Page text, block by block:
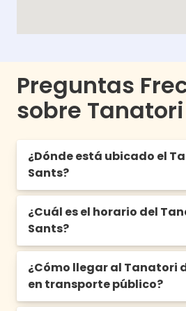
Preguntas
sobre
¿Dónde está ubicado el
Sants?
El Tanatori de Sants se
en el barrio de Sants de
también cercano al barrio
escasos metros de la
Calle Comtes de Bell-Lloc,
¿Cuál es el horario del
Sants?
Su horario habitual es de
365 días del año.
¿Cómo llegar al Tanatori
en transporte público?